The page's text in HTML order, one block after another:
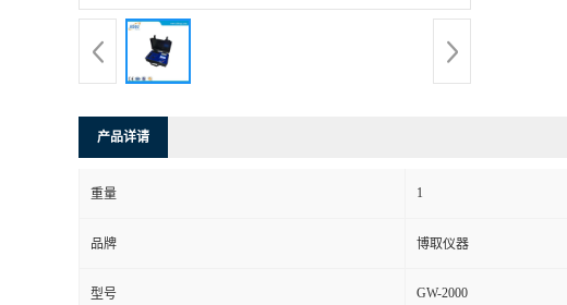
产品详请
重量 1
品牌 博取仪器
型号 GW-2000